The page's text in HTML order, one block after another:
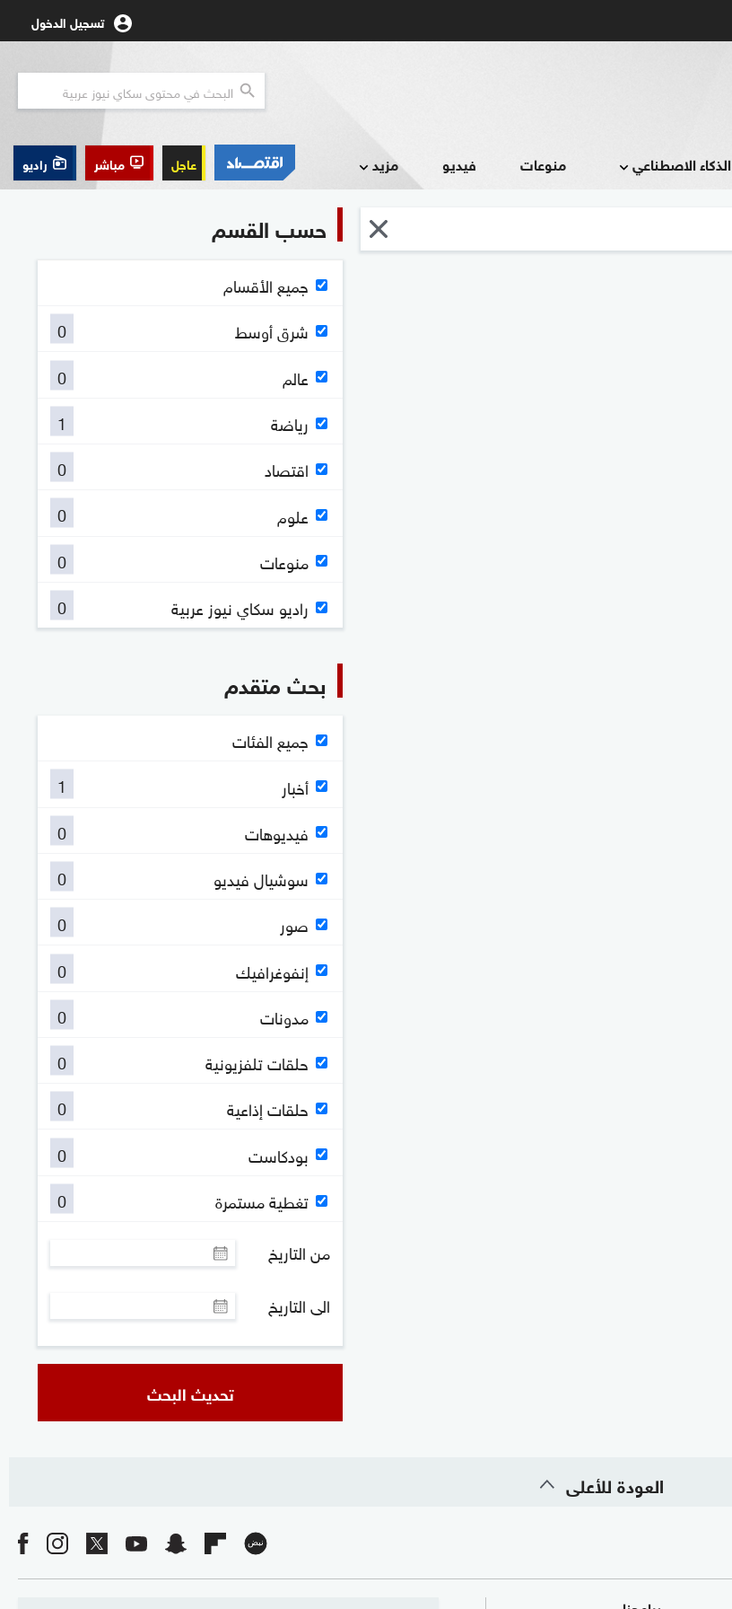
تسجيل الدخول
الذكاء الاصطناعي منوعات فيديو مزيد عاجل مباشر راديو
حسب القسم
جميع الأقسام
شرق أوسط
0
عالم
0
رياضة
1
اقتصاد
0
علوم
0
منوعات
0
راديو سكاي نيوز عربية
0
بحث متقدم
جميع الفئات
أخبار
1
فيديوهات
0
سوشيال فيديو
0
صور
0
إنفوغرافيك
0
مدونات
0
حلقات تلفزيونية
0
حلقات إذاعية
0
بودكاست
0
تغطية مستمرة
0
من التاريخ
الى التاريخ
تحديث البحث
العودة للأعلى